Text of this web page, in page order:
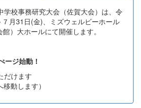
校事務研究大会（佐賀大会）は、令
月31日(金)、ミズウェルビーホール
館）大ホールにて開催します。
ージ始動！
だけます
動します）